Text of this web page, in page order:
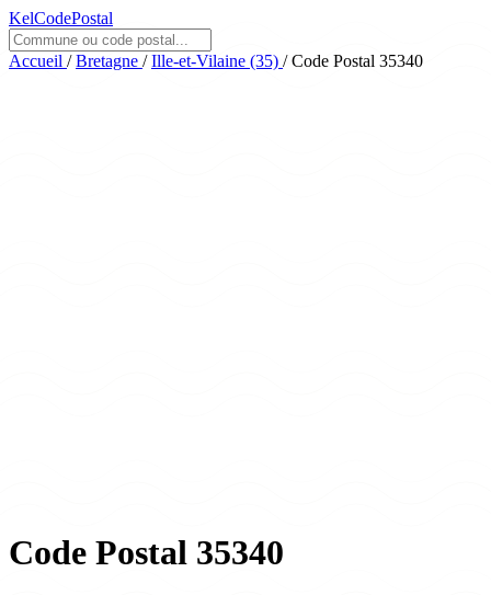
KelCodePostal
Accueil / Bretagne / Ille-et-Vilaine (35) / Code Postal 35340
Code Postal 35340